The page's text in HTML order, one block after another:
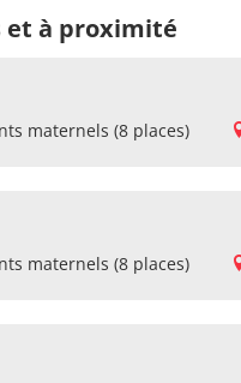
et à proximité
maternels (8 places)
maternels (8 places)